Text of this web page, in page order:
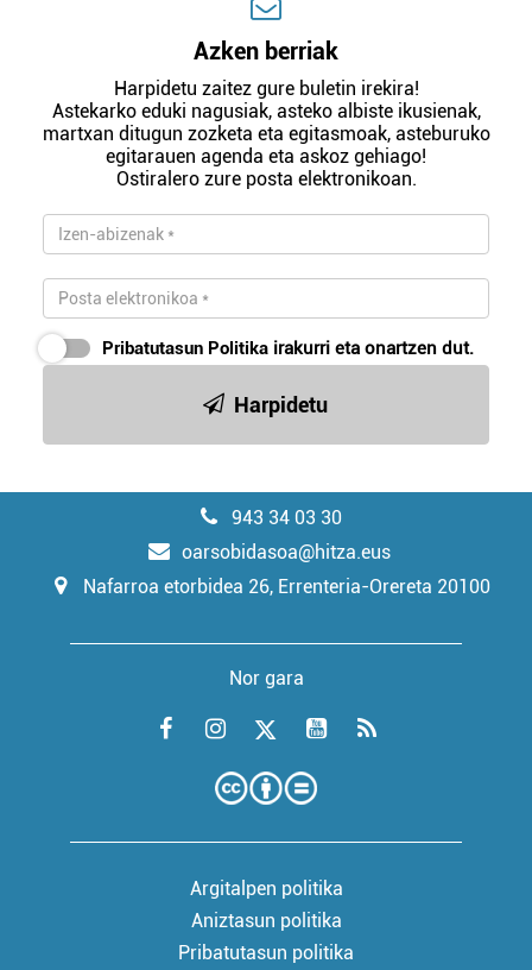
Azken berriak
Harpidetu zaitez gure buletin irekira!
Astekarko eduki nagusiak, asteko albiste ikusienak,
martxan ditugun zozketa eta egitasmoak, asteburuko
egitarauen agenda eta askoz gehiago!
Ostiralero zure posta elektronikoan.
Pribatutasun Politika irakurri eta onartzen dut.
Harpidetu
943 34 03 30
oarsobidasoa@hitza.eus
Nafarroa etorbidea 26, Errenteria-Orereta 20100
Nor gara
Argitalpen politika
Aniztasun politika
Pribatutasun politika